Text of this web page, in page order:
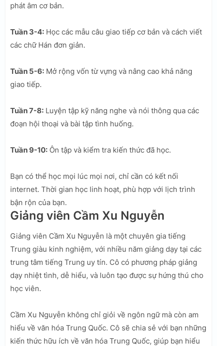
phát âm cơ bản.
Tuần 3-4: Học các mẫu câu giao tiếp cơ bản và cách viết
các chữ Hán đơn giản.
Tuần 5-6: Mở rộng vốn từ vựng và nâng cao khả năng
giao tiếp.
Tuần 7-8: Luyện tập kỹ năng nghe và nói thông qua các
đoạn hội thoại và bài tập tình huống.
Tuần 9-10: Ôn tập và kiểm tra kiến thức đã học.
Bạn có thể học mọi lúc mọi nơi, chỉ cần có kết nối
internet. Thời gian học linh hoạt, phù hợp với lịch trình
bận rộn của bạn.
Giảng viên Cầm Xu Nguyễn
Giảng viên Cầm Xu Nguyễn là một chuyên gia tiếng
Trung giàu kinh nghiệm, với nhiều năm giảng dạy tại các
trung tâm tiếng Trung uy tín. Cô có phương pháp giảng
dạy nhiệt tình, dễ hiểu, và luôn tạo được sự hứng thú cho
học viên.
Cầm Xu Nguyễn không chỉ giỏi về ngôn ngữ mà còn am
hiểu về văn hóa Trung Quốc. Cô sẽ chia sẻ với bạn những
kiến thức hữu ích về văn hóa Trung Quốc, giúp bạn hiểu